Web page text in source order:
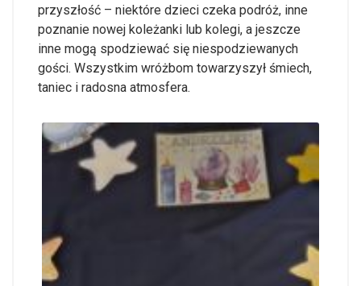
przyszłość – niektóre dzieci czeka podróż, inne
poznanie nowej koleżanki lub kolegi, a jeszcze
inne mogą spodziewać się niespodziewanych
gości. Wszystkim wróżbom towarzyszył śmiech,
taniec i radosna atmosfera.